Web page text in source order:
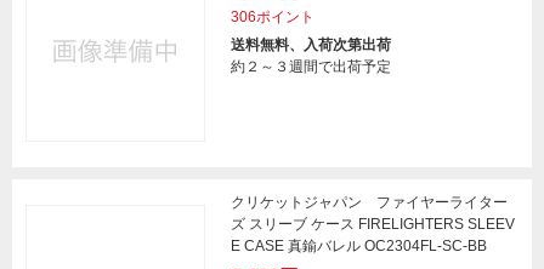
306ポイント
送料無料、入荷次第出荷
約２～３週間で出荷予定
クリケットジャパン ファイヤーライター
ズ スリーブ ケース FIRELIGHTERS SLEEV
E CASE 真鍮バレル OC2304FL-SC-BB